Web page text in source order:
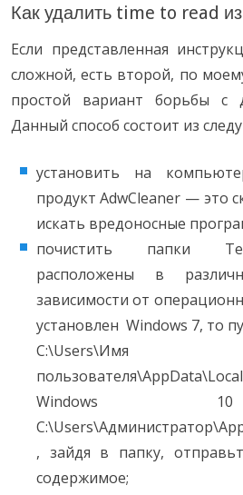
Как удалить time to read
Если представленная
сложной, есть второй, по
простой вариант борьбы с
Данный способ состоит из
установить на
продукт AdwCleaner — это
искать вредоносные
почистить папки
расположены в
зависимости от
установлен Windows 7, то
C:\Users\Имя
, зайдя в папку,
содержимое;